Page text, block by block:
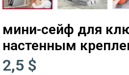
мини-сейф для
настенным
2,5 $